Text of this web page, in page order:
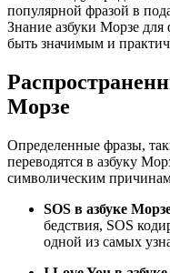
популярной фразой в
Знание азбуки Морзе
быть значимым и
Морзе
Определенные фразы,
переводятся в азбуку
символическим
SOS в азбуке
бедствия, SOS
одной из самых